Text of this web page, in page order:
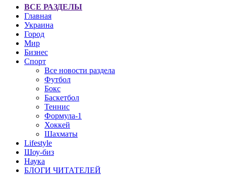
ВСЕ РАЗДЕЛЫ
Главная
Украина
Город
Мир
Бизнес
Спорт
Все новости раздела
Футбол
Бокс
Баскетбол
Теннис
Формула-1
Хоккей
Шахматы
Lifestyle
Шоу-биз
Наука
БЛОГИ ЧИТАТЕЛЕЙ